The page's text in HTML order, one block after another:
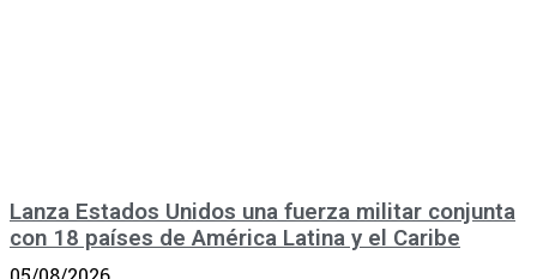
Lanza Estados Unidos una fuerza militar conjunta
con 18 países de América Latina y el Caribe